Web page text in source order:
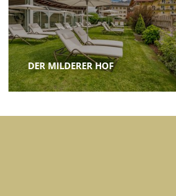
DER MILDERER HOF